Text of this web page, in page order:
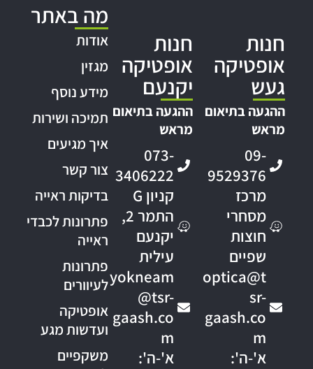
חנות
אופטיקה
געש
ההגעה בתיאום
מראש
09-
9529376
מרכז
מסחרי
חוצות
שפיים
optica@t
sr-
gaash.co
m
א'-ה':
חנות
אופטיקה
יקנעם
ההגעה בתיאום
מראש
073-
3406222
קניון G
התמר 2,
יקנעם
עילית
yokneam
@tsr-
gaash.co
m
א'-ה':
מה באתר
אודות
מגזין
מידע נוסף
תמיכה ושירות
איך מגיעים
צור קשר
בדיקות ראייה
פתרונות לכבדי
ראייה
פתרונות
לעיוורים
אופטיקה
ועדשות מגע
משקפיים